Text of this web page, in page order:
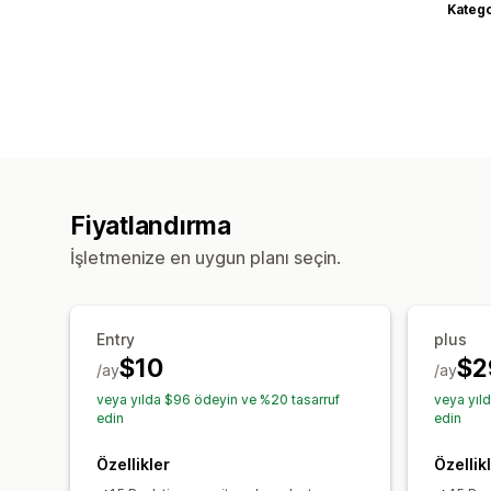
Fiyatlandırma
İşletmenize en uygun planı seçin.
Entry
$10
/ay
veya yılda $96 ödeyin ve %20 tasarruf
edin
Özellikler
plus
/ay
veya
edin